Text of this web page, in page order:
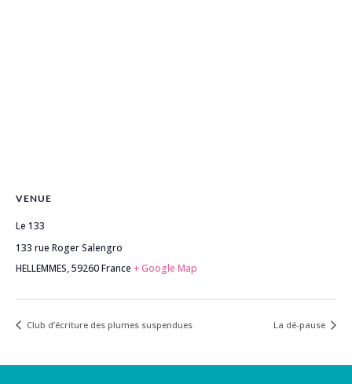
VENUE
Le 133
133 rue Roger Salengro
HELLEMMES,59260France + Google Map
Club d’écriture des plumes suspendues La dé-pause